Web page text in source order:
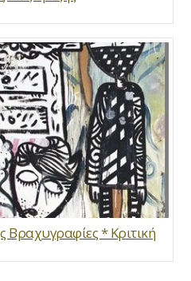
Βραχυγραφίες * Κριτική